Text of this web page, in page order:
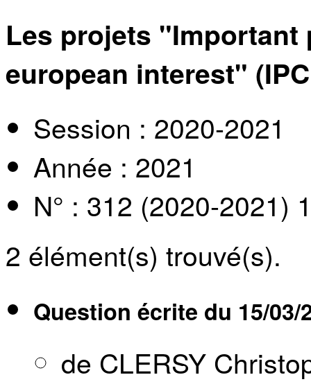
Les projets
european interest"
Session : 2020-2021
Année : 2021
N° : 312 (2020-2021)
2 élément(s) trouvé(s).
Question écrite du 15/03/
de CLERSY